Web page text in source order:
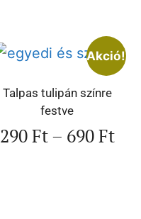
Akció!
Talpas tulipán színre
festve
290Ft– 690Ft